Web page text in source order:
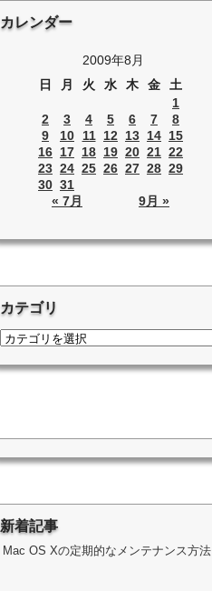
カレンダー
2009年8月
日
月 火 水 木 金 土
« 7月 9月 »
1
2
3 4 5 6 7
8
9
10 11 12 13 14 15
16 17 18 19 20 21 22
23 24 25 26 27 28 29
30 31
カテゴリ
新着記事
Mac OS Xの定期的なメンテナンス方法